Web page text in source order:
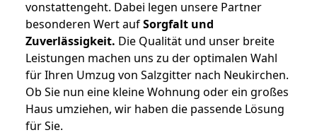
vonstattengeht. Dabei legen unsere Partner
besonderen Wert aufSorgfalt und
Zuverlässigkeit. Die Qualität und unser breite
Leistungen machen uns zu der optimalen Wahl
für Ihren Umzug von Salzgitter nach Neukirchen.
Ob Sie nun eine kleine Wohnung oder ein großes
Haus umziehen, wir haben die passende Lösung
für Sie.